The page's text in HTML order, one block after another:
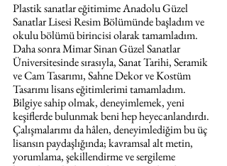
Plastik sanatlar eğitimime Anadolu Güzel
Sanatlar Lisesi Resim Bölümünde başladım ve
okulu bölümü birincisi olarak tamamladım.
Daha sonra Mimar Sinan Güzel Sanatlar
Üniversitesinde sırasıyla, Sanat Tarihi, Seramik
ve Cam Tasarımı, Sahne Dekor ve Kostüm
Tasarımı lisans eğitimlerimi tamamladım.
Bilgiye sahip olmak, deneyimlemek, yeni
keşiflerde bulunmak beni hep heyecanlandırdı.
Çalışmalarımı da hâlen, deneyimlediğim bu üç
lisansın paydaşlığında; kavramsal alt metin,
yorumlama, şekillendirme ve sergileme